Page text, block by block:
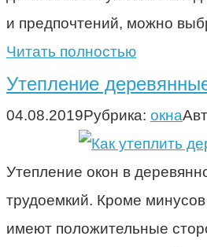
и предпочтений, можно
Читать полностью
Утепление
04.08.2019Рубрика: окна
Утепление окон в
трудоемкий. Кроме
имеют положительные